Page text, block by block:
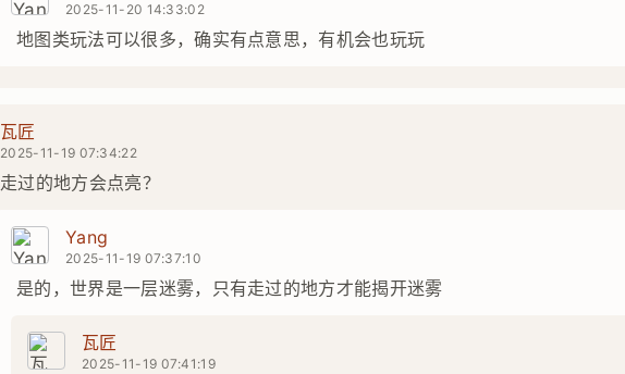
2025-11-20 14:33:02
地图类玩法可以很多，确实有点意思，有机会也玩玩
瓦匠
2025-11-19 07:34:22
走过的地方会点亮？
Yang
2025-11-19 07:37:10
是的，世界是一层迷雾，只有走过的地方才能揭开迷雾
瓦匠
2025-11-19 07:41:19